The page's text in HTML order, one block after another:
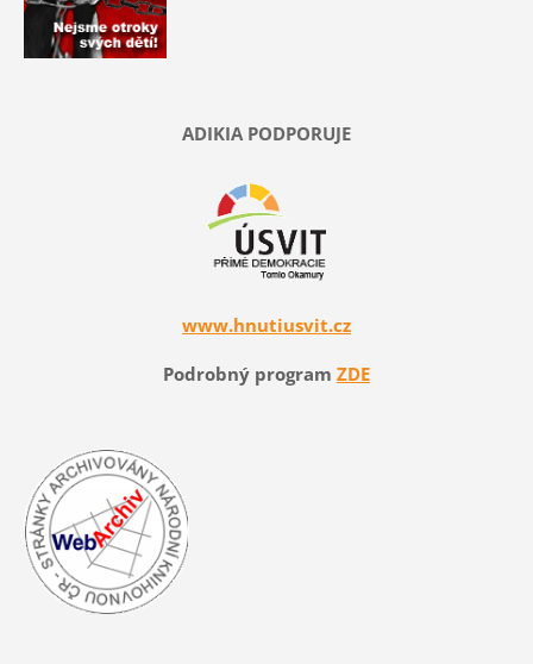
ADIKIA PODPORUJE
www.hnutiusvit.cz
Podrobný program ZDE